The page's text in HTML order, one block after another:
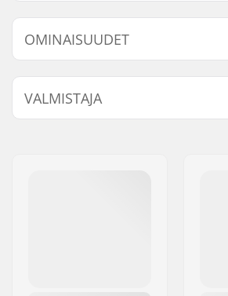
OMINAISUUDET
Akselin halkaisija:
10mm
Paino:
VALMISTAJA